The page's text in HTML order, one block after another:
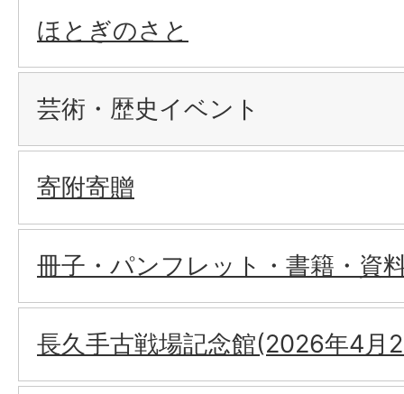
ほとぎのさと
芸術・歴史イベント
寄附寄贈
冊子・パンフレット・書籍・資
長久手古戦場記念館(2026年4月